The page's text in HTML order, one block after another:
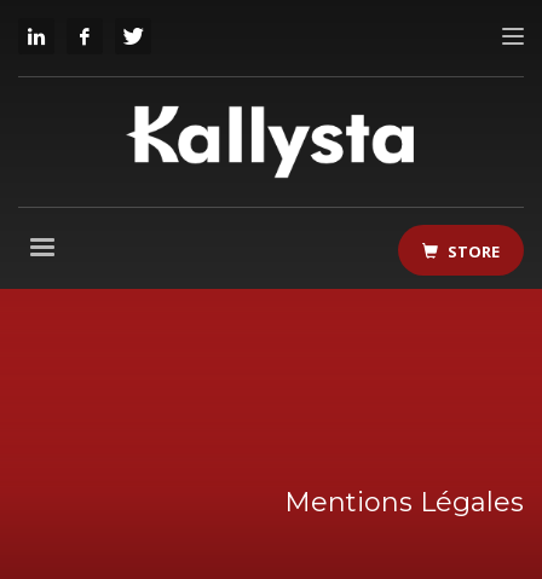
STORE
Mentions Légales